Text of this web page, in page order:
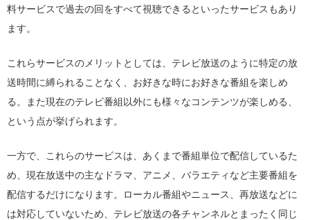
料サービスで過去の回をすべて視聴できるといったサービスもあり
ます。
これらサービスのメリットとしては、テレビ放送のように特定の放
送時間に縛られることなく、お好きな時にお好きな番組を楽しめ
る。また現在のテレビ番組以外にも様々なコンテンツが楽しめる、
という点が挙げられます。
一方で、これらのサービスは、あくまで番組単位で配信しているた
め、現在放送中の主なドラマ、アニメ、バラエティなど主要番組を
配信するだけになります。ローカル番組やニュース、再放送などに
は対応していないため、テレビ放送の各チャンネルとまったく同じ